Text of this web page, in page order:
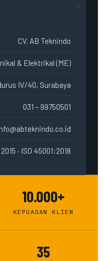
CV. AB Teknindo
& Elektrikal (ME)
IV/40, Surabaya
031 – 99750501
· ISO 45001:2018
10.000+
KEPUASAN KLIEN
35